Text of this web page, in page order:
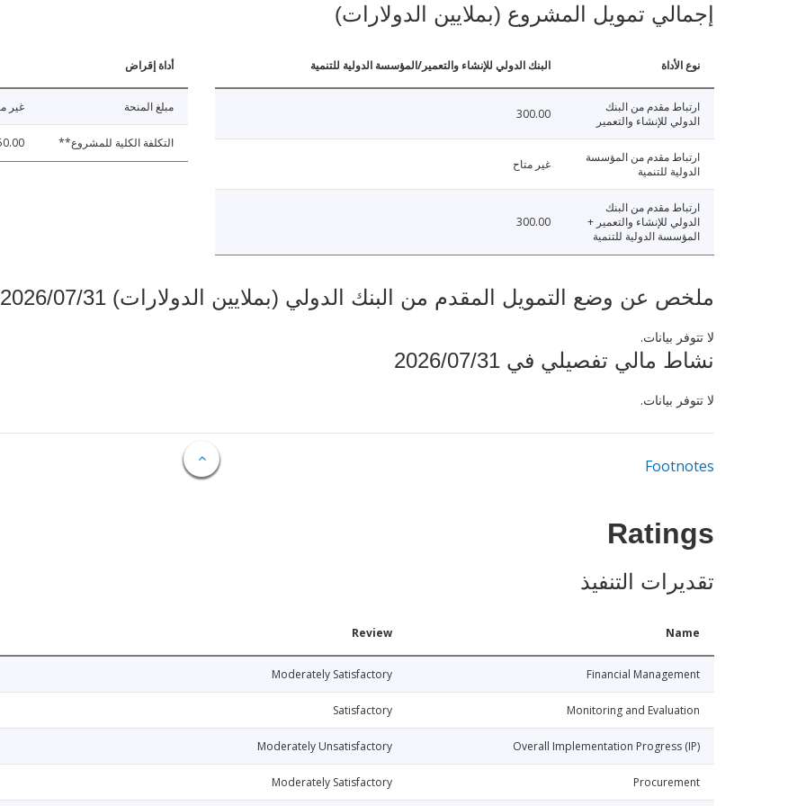
إجمالي تمويل المشروع (بملايين الدولارات)
نوع الأداة البنك الدولي للإنشاء والتعمير/المؤسسة الدولية للتنمية
ارتباط مقدم من البنك
الدولي للإنشاء والتعمير
300.00
ارتباط مقدم من المؤسسة
الدولية للتنمية
غير متاح
ارتباط مقدم من البنك
الدولي للإنشاء والتعمير +
المؤسسة الدولية للتنمية
300.00
أداة إقراض
مبلغ المنحة غير
التكلفة الكلية للمشروع**
ملخص عن وضع التمويل المقدم من البنك الدولي (بملايين الدولارات) 2026/07/31
لا تتوفر بيانات.
نشاط مالي تفصيلي في 2026/07/31
لا تتوفر بيانات.
Footnotes
Ratings
تقديرات التنفيذ
Name
Review
Financial Management
Moderately Satisfactory
Monitoring and Evaluation
Satisfactory
Overall Implementation Progress (IP)
Moderately Unsatisfactory
Procurement
Moderately Satisfactory